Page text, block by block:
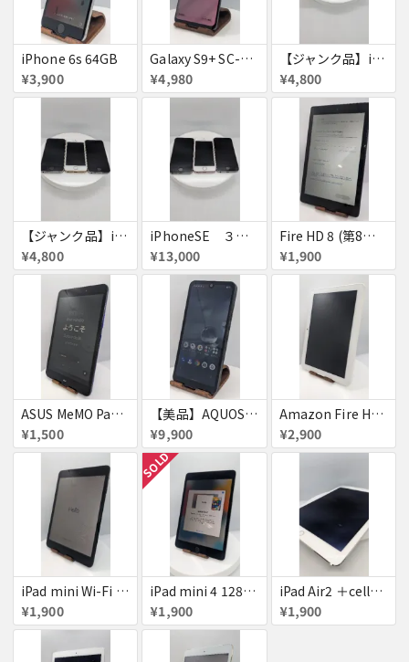
iPhone 6s 64GB
¥3,900
Galaxy S9+ SC-03K
¥4,980
【ジャンク品】iPhone6s ３台セット
¥4,800
【ジャンク品】iPhoneSE ３台セット
¥4,800
iPhoneSE ３台セット
¥13,000
Fire HD 8 (第8世代)
¥1,900
ASUS MeMO Pad 8 AST21 au
¥1,500
【美品】AQUOS wish A103SH
¥9,900
Amazon Fire HD 8 タブレット
¥2,900
iPad mini Wi-Fi + Cellular 64GB
¥1,900
SOLD
iPad mini 4 128GB
¥1,900
iPad Air2 ＋cellular 16GB
¥1,900